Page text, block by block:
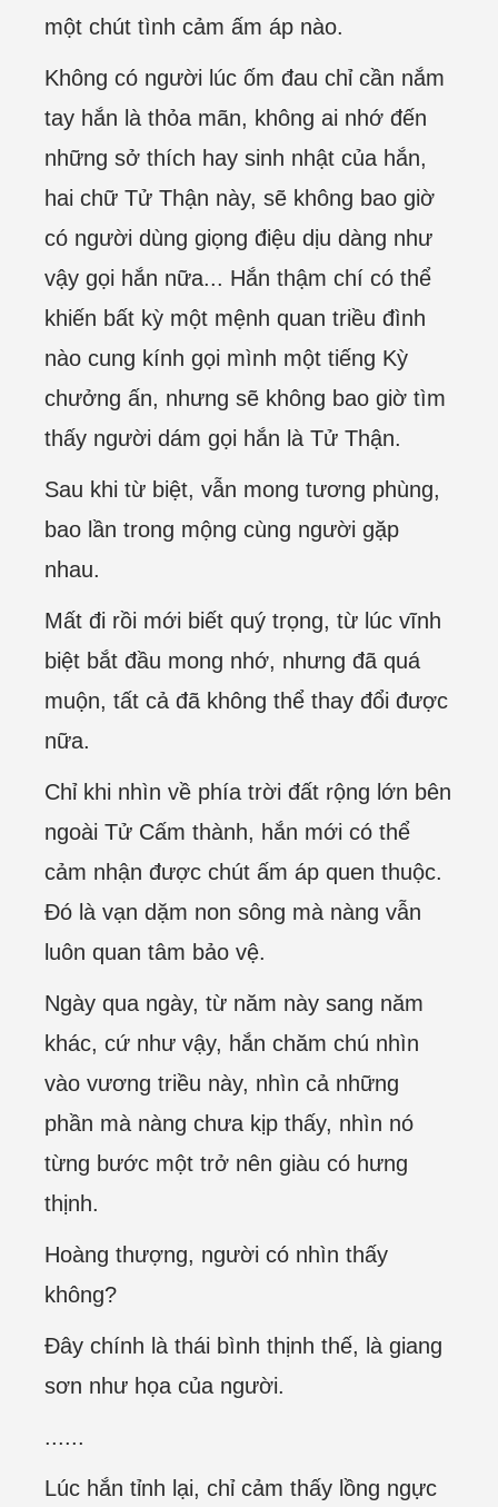
một chút tình cảm ấm áp nào.
Không có người lúc ốm đau chỉ cần nắm
tay hắn là thỏa mãn, không ai nhớ đến
những sở thích hay sinh nhật của hắn,
hai chữ Tử Thận này, sẽ không bao giờ
có người dùng giọng điệu dịu dàng như
vậy gọi hắn nữa... Hắn thậm chí có thể
khiến bất kỳ một mệnh quan triều đình
nào cung kính gọi mình một tiếng Kỳ
chưởng ấn, nhưng sẽ không bao giờ tìm
thấy người dám gọi hắn là Tử Thận.
Sau khi từ biệt, vẫn mong tương phùng,
bao lần trong mộng cùng người gặp
nhau.
Mất đi rồi mới biết quý trọng, từ lúc vĩnh
biệt bắt đầu mong nhớ, nhưng đã quá
muộn, tất cả đã không thể thay đổi được
nữa.
Chỉ khi nhìn về phía trời đất rộng lớn bên
ngoài Tử Cấm thành, hắn mới có thể
cảm nhận được chút ấm áp quen thuộc.
Đó là vạn dặm non sông mà nàng vẫn
luôn quan tâm bảo vệ.
Ngày qua ngày, từ năm này sang năm
khác, cứ như vậy, hắn chăm chú nhìn
vào vương triều này, nhìn cả những
phần mà nàng chưa kịp thấy, nhìn nó
từng bước một trở nên giàu có hưng
thịnh.
Hoàng thượng, người có nhìn thấy
không?
Đây chính là thái bình thịnh thế, là giang
sơn như họa của người.
......
Lúc hắn tỉnh lại, chỉ cảm thấy lồng ngực